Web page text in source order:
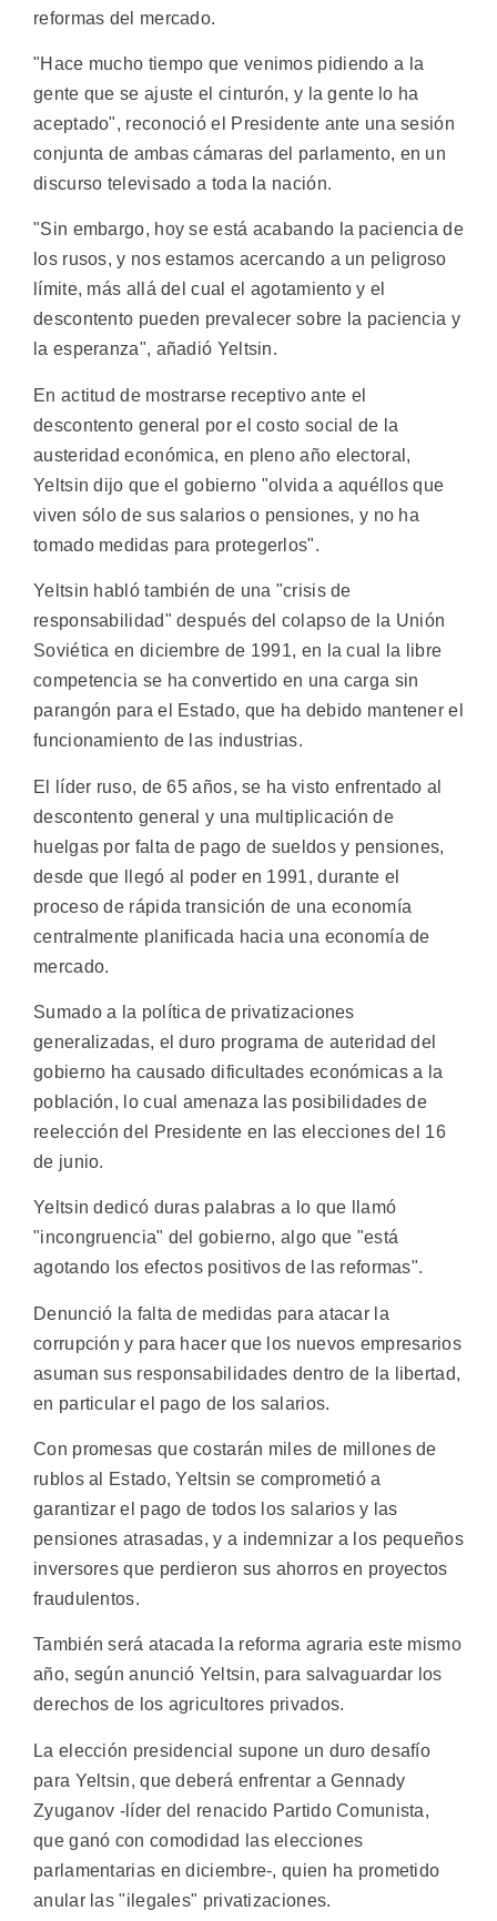
reformas del mercado.
"Hace mucho tiempo que venimos pidiendo a la
gente que se ajuste el cinturón, y la gente lo ha
aceptado", reconoció el Presidente ante una sesión
conjunta de ambas cámaras del parlamento, en un
discurso televisado a toda la nación.
"Sin embargo, hoy se está acabando la paciencia de
los rusos, y nos estamos acercando a un peligroso
límite, más allá del cual el agotamiento y el
descontento pueden prevalecer sobre la paciencia y
la esperanza", añadió Yeltsin.
En actitud de mostrarse receptivo ante el
descontento general por el costo social de la
austeridad económica, en pleno año electoral,
Yeltsin dijo que el gobierno "olvida a aquéllos que
viven sólo de sus salarios o pensiones, y no ha
tomado medidas para protegerlos".
Yeltsin habló también de una "crisis de
responsabilidad" después del colapso de la Unión
Soviética en diciembre de 1991, en la cual la libre
competencia se ha convertido en una carga sin
parangón para el Estado, que ha debido mantener el
funcionamiento de las industrias.
El líder ruso, de 65 años, se ha visto enfrentado al
descontento general y una multiplicación de
huelgas por falta de pago de sueldos y pensiones,
desde que llegó al poder en 1991, durante el
proceso de rápida transición de una economía
centralmente planificada hacia una economía de
mercado.
Sumado a la política de privatizaciones
generalizadas, el duro programa de auteridad del
gobierno ha causado dificultades económicas a la
población, lo cual amenaza las posibilidades de
reelección del Presidente en las elecciones del 16
de junio.
Yeltsin dedicó duras palabras a lo que llamó
"incongruencia" del gobierno, algo que "está
agotando los efectos positivos de las reformas".
Denunció la falta de medidas para atacar la
corrupción y para hacer que los nuevos empresarios
asuman sus responsabilidades dentro de la libertad,
en particular el pago de los salarios.
Con promesas que costarán miles de millones de
rublos al Estado, Yeltsin se comprometió a
garantizar el pago de todos los salarios y las
pensiones atrasadas, y a indemnizar a los pequeños
inversores que perdieron sus ahorros en proyectos
fraudulentos.
También será atacada la reforma agraria este mismo
año, según anunció Yeltsin, para salvaguardar los
derechos de los agricultores privados.
La elección presidencial supone un duro desafío
para Yeltsin, que deberá enfrentar a Gennady
Zyuganov -líder del renacido Partido Comunista,
que ganó con comodidad las elecciones
parlamentarias en diciembre-, quien ha prometido
anular las "ilegales" privatizaciones.